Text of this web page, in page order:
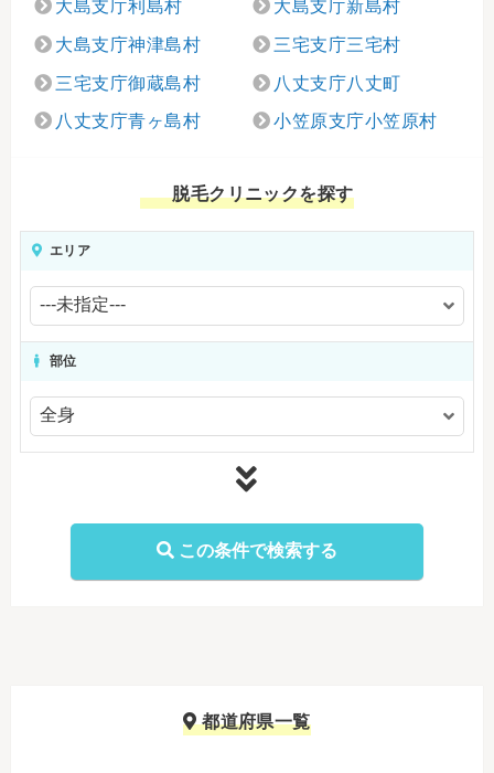
大島支庁利島村 大島支庁新島村
大島支庁神津島村 三宅支庁三宅村
三宅支庁御蔵島村 八丈支庁八丈町
八丈支庁青ヶ島村 小笠原支庁小笠原村
脱毛クリニックを探す
エリア
部位
都道府県一覧